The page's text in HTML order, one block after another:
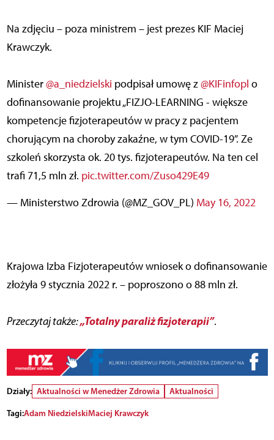
Na zdjęciu – poza ministrem – jest prezes KIF Maciej
Krawczyk.
Minister@a_niedzielski podpisał umowę z@KIFinfopl o
dofinansowanie projektu „FIZJO-LEARNING - większe
kompetencje fizjoterapeutów w pracy z pacjentem
chorującym na choroby zakaźne, w tym COVID-19”. Ze
szkoleń skorzysta ok. 20 tys. fizjoterapeutów. Na ten cel
trafi 71,5 mln zł. pic.twitter.com/Zuso429E49
— Ministerstwo Zdrowia (@MZ_GOV_PL) May 16, 2022
Krajowa Izba Fizjoterapeutów wniosek o dofinansowanie
złożyła 9 stycznia 2022 r. – poproszono o 88 mln zł.
Przeczytaj także:„Totalny paraliż fizjoterapii”.
Działy: Aktualności w Menedżer Zdrowia
Aktualności
Tagi:Adam NiedzielskiMaciej Krawczyk